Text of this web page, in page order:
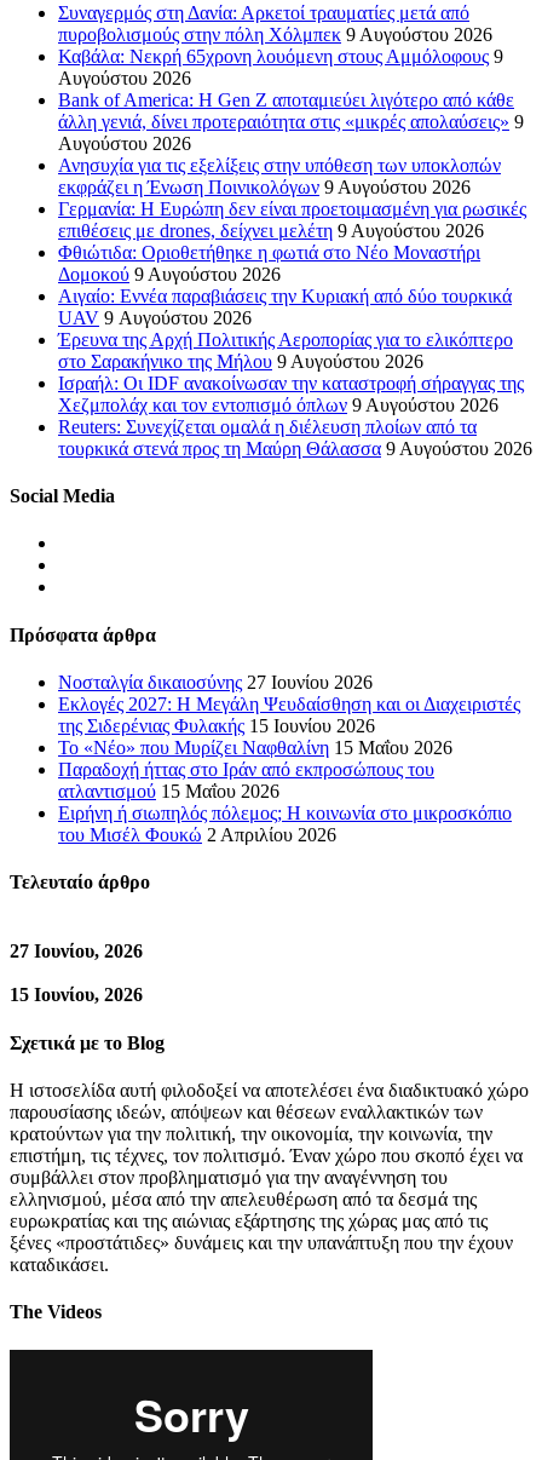
Συναγερμός στη Δανία: Αρκετοί τραυματίες μετά από
πυροβολισμούς στην πόλη Χόλμπεκ 9 Αυγούστου 2026
Καβάλα: Νεκρή 65χρονη λουόμενη στους Αμμόλοφους 9
Αυγούστου 2026
Bank of America: Η Gen Z αποταμιεύει λιγότερο από κάθε
άλλη γενιά, δίνει προτεραιότητα στις «μικρές απολαύσεις» 9
Αυγούστου 2026
Ανησυχία για τις εξελίξεις στην υπόθεση των υποκλοπών
εκφράζει η Ένωση Ποινικολόγων 9 Αυγούστου 2026
Γερμανία: Η Ευρώπη δεν είναι προετοιμασμένη για ρωσικές
επιθέσεις με drones, δείχνει μελέτη 9 Αυγούστου 2026
Φθιώτιδα: Οριοθετήθηκε η φωτιά στο Νέο Μοναστήρι
Δομοκού 9 Αυγούστου 2026
Αιγαίο: Εννέα παραβιάσεις την Κυριακή από δύο τουρκικά
UAV 9 Αυγούστου 2026
Έρευνα της Αρχή Πολιτικής Αεροπορίας για το ελικόπτερο
στο Σαρακήνικο της Μήλου 9 Αυγούστου 2026
Ισραήλ: Οι IDF ανακοίνωσαν την καταστροφή σήραγγας της
Χεζμπολάχ και τον εντοπισμό όπλων 9 Αυγούστου 2026
Reuters: Συνεχίζεται ομαλά η διέλευση πλοίων από τα
τουρκικά στενά προς τη Μαύρη Θάλασσα 9 Αυγούστου 2026
Social Media
Πρόσφατα άρθρα
Νοσταλγία δικαιοσύνης 27 Ιουνίου 2026
Εκλογές 2027: Η Μεγάλη Ψευδαίσθηση και οι Διαχειριστές
της Σιδερένιας Φυλακής 15 Ιουνίου 2026
Το «Νέο» που Μυρίζει Ναφθαλίνη 15 Μαΐου 2026
Παραδοχή ήττας στο Ιράν από εκπροσώπους του
ατλαντισμού 15 Μαΐου 2026
Ειρήνη ή σιωπηλός πόλεμος; Η κοινωνία στο μικροσκόπιο
του Μισέλ Φουκώ 2 Απριλίου 2026
Τελευταίο άρθρο
27 Ιουνίου, 2026
15 Ιουνίου, 2026
Σχετικά με το Blog
Η ιστοσελίδα αυτή φιλοδοξεί να αποτελέσει ένα διαδικτυακό χώρο
παρουσίασης ιδεών, απόψεων και θέσεων εναλλακτικών των
κρατούντων για την πολιτική, την οικονομία, την κοινωνία, την
επιστήμη, τις τέχνες, τον πολιτισμό. Έναν χώρο που σκοπό έχει να
συμβάλλει στον προβληματισμό για την αναγέννηση του
ελληνισμού, μέσα από την απελευθέρωση από τα δεσμά της
ευρωκρατίας και της αιώνιας εξάρτησης της χώρας μας από τις
ξένες «προστάτιδες» δυνάμεις και την υπανάπτυξη που την έχουν
καταδικάσει.
The Videos